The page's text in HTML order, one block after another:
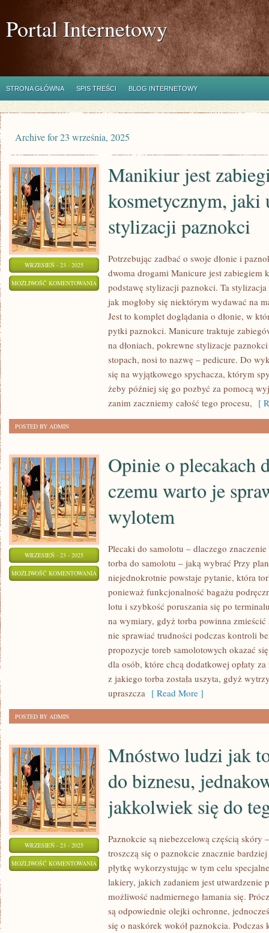
Portal Internetowy
STRONA GŁÓWNA SPIS TREŚCI BLOG INTERNETOWY
Archive for 23 września, 2025
WRZESIEŃ - 23 - 2025
MOŻLIWOŚĆ KOMENTOWANIA
ZABIEGIEM
KOSMETYCZNYM,
UCHODZI
BAZĘ
STYLIZACJI
PAZNOKCI
Manikiur jest
kosmetycznym, jaki
stylizacji paznokci
Potrzebując zadbać o swoje dłonie i
dwoma drogami Manicure jest zabiegiem
podstawę stylizacji paznokci. Ta
jak mogłoby się niektórym wydawać na
Jest to komplet doglądania o dłonie, w
pytki paznokci. Manicure traktuje
na dłoniach, pokrewne stylizacje
stopach, nosi to nazwę – pedicure. Do
się na wyjątkowego spychacza, którym
żeby później się go pozbyć za pomocą
zanim zaczniemy całość tego procesu, [
POSTED BY ADMIN
WRZESIEŃ - 23 - 2025
MOŻLIWOŚĆ KOMENTOWANIA
PLECAKACH
SAMOLOTU
CZEMU
WARTO
SPRAWDZIĆ
PRZED
Opinie o plecakach
czemu warto je
wylotem
Plecaki do samolotu – dlaczego
torba do samolotu – jaką wybrać Przy
niejednokrotnie powstaje pytanie, która
ponieważ funkcjonalność bagażu
lotu i szybkość poruszania się po
na wymiary, gdyż torba powinna
nie sprawiać trudności podczas kontroli
propozycje toreb samolotowych okazać
dla osób, które chcą dodatkowej opłaty
z jakiego torba została uszyta, gdyż
upraszcza [ Read More ]
POSTED BY ADMIN
WRZESIEŃ - 23 - 2025
MOŻLIWOŚĆ KOMENTOWANIA
LUDZI
Mnóstwo ludzi jak
do biznesu,
jakkolwiek się do
Paznokcie są niebezcelową częścią skóry
troszczą się o paznokcie znacznie
płytkę wykorzystując w tym celu
lakiery, jakich zadaniem jest utwardzenie
możliwość nadmiernego łamania się.
są odpowiednie olejki ochronne,
się o naskórek wokół paznokcia. Podczas